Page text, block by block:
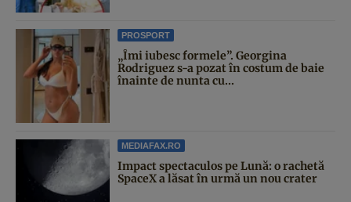
PROSPORT
„Îmi iubesc formele”. Georgina
Rodriguez s-a pozat în costum de baie
înainte de nunta cu...
MEDIAFAX.RO
Impact spectaculos pe Lună: o rachetă
SpaceX a lăsat în urmă un nou crater